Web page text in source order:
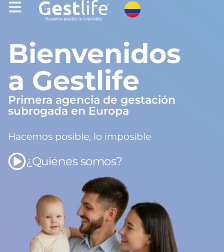
Bienvenidos
a Gestlife
Primera agencia de gestación
subrogada en Europa
Hacemos posible, lo imposible
¿Quiénes somos?